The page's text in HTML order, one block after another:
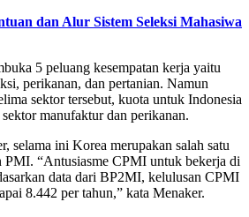
dan Alur Sistem Seleksi Mahasiwa
5 peluang kesempatan kerja yaitu
perikanan, dan pertanian. Namun
sektor tersebut, kuota untuk Indonesia
manufaktur dan perikanan.
selama ini Korea merupakan salah satu
PMI. “Antusiasme CPMI untuk bekerja di
data dari BP2MI, kelulusan CPMI
8.442 per tahun,” kata Menaker.